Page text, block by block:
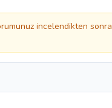
incelendikten sonra